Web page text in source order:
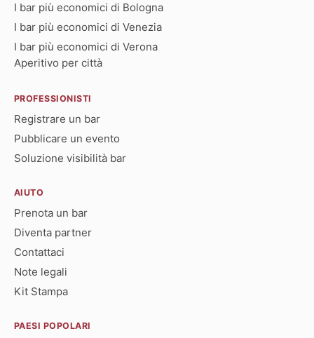
I bar più economici di Bologna
I bar più economici di Venezia
I bar più economici di Verona
Aperitivo per città
PROFESSIONISTI
Registrare un bar
Pubblicare un evento
Soluzione visibilità bar
AIUTO
Prenota un bar
Diventa partner
Contattaci
Note legali
Kit Stampa
PAESI POPOLARI